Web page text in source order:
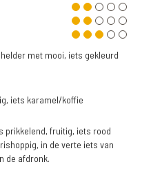
met mooi, iets gekleurd
iets karamel/koffie
prikkelend, fruitig, iets rood
in de verte iets van
de afdronk.